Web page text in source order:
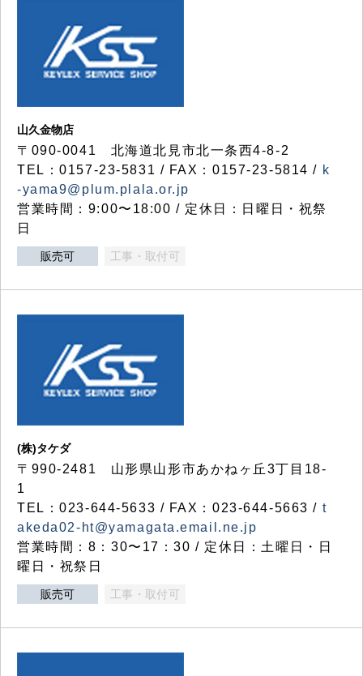
山久金物店
〒090-0041 北海道北見市北一条西4-8-2
TEL：0157-23-5831 / FAX：0157-23-5814 / k
-yama9@plum.plala.or.jp
営業時間：9:00〜18:00 / 定休日：日曜日・祝祭
日
販売可 工事・取付可
(株)タケダ
〒990-2481 山形県山形市あかねヶ丘3丁目18-
1
TEL：023-644-5633 / FAX：023-644-5663 / t
akeda02-ht@yamagata.email.ne.jp
営業時間：8：30〜17：30 / 定休日：土曜日・日
曜日・祝祭日
販売可 工事・取付可